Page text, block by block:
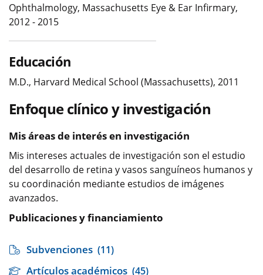
Ophthalmology, Massachusetts Eye & Ear Infirmary,
2012 - 2015
Educación
M.D., Harvard Medical School (Massachusetts), 2011
Enfoque clínico y investigación
Mis áreas de interés en investigación
Mis intereses actuales de investigación son el estudio
del desarrollo de retina y vasos sanguíneos humanos y
su coordinación mediante estudios de imágenes
avanzados.
Publicaciones y financiamiento
Subvenciones (11)
Artículos académicos (45)